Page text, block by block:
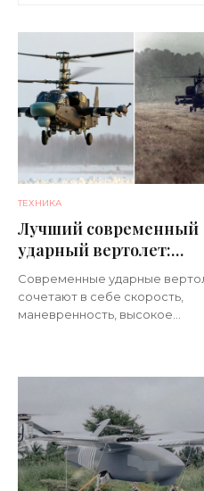
ТЕХНИКА
Лучший современный
ударный вертолет:
американский AH-64
против российского
«Техника»
Современные ударные
сочетают в себе скорость,
маневренность, высокое